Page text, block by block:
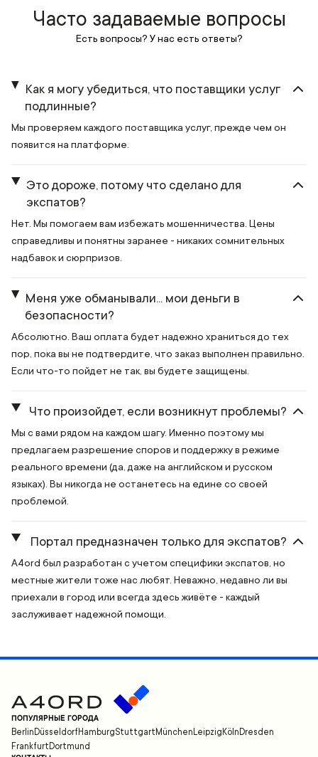
Часто задаваемые вопросы
Есть вопросы? У нас есть ответы?
Как я могу убедиться, что поставщики услуг
подлинные?
Мы проверяем каждого поставщика услуг, прежде чем он
появится на платформе.
Это дороже, потому что сделано для
экспатов?
Нет. Мы помогаем вам избежать мошенничества. Цены
справедливы и понятны заранее - никаких сомнительных
надбавок и сюрпризов.
Меня уже обманывали... мои деньги в
безопасности?
Абсолютно. Ваш оплата будет надежно храниться до тех
пор, пока вы не подтвердите, что заказ выполнен правильно.
Если что-то пойдет не так, вы будете защищены.
Что произойдет, если возникнут проблемы?
Мы с вами рядом на каждом шагу. Именно поэтому мы
предлагаем разрешение споров и поддержку в режиме
реального времени (да, даже на английском и русском
языках). Вы никогда не останетесь на едине со своей
проблемой.
Портал предназначен только для экспатов?
A4ord был разработан с учетом специфики экспатов, но
местные жители тоже нас любят. Неважно, недавно ли вы
приехали в город или всегда здесь живёте - каждый
заслуживает надежной помощи.
ПОПУЛЯРНЫЕ ГОРОДА
Berlin Düsseldorf HamburgStuttgart München Leipzig Köln Dresden
Frankfurt Dortmund